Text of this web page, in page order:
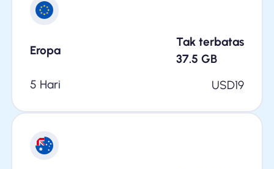
Eropa
Tak terbatas
37.5 GB
5 Hari
USD19